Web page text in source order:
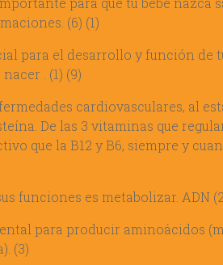
(6) (1)
para el desarrollo y función de
. (1) (9)
cardiovasculares, al
De las 3 vitaminas que
que la B12 y B6, siempre y
funciones es metabolizar. ADN
para producir aminoácidos
(3)